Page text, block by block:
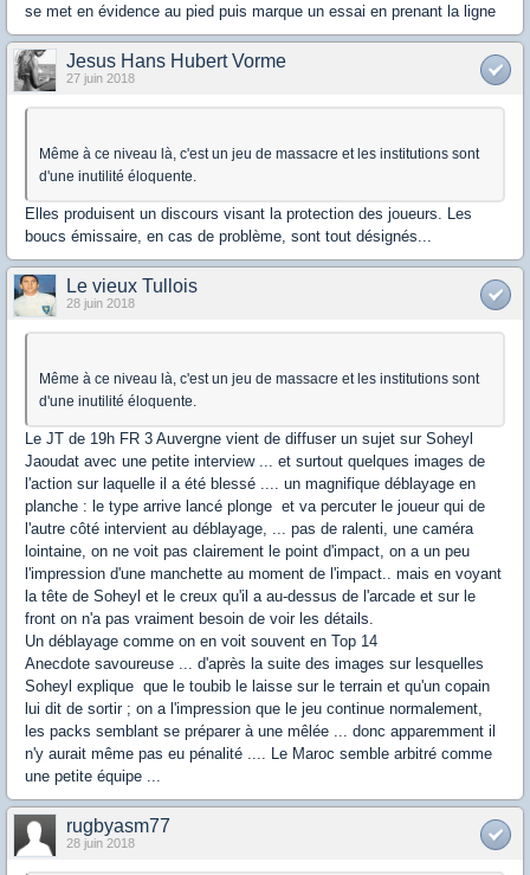
se met en évidence au pied puis marque un essai en prenant la ligne
Jesus Hans Hubert Vorme
27 juin 2018
Même à ce niveau là, c'est un jeu de massacre et les institutions sont
d'une inutilité éloquente.
Elles produisent un discours visant la protection des joueurs. Les
boucs émissaire, en cas de problème, sont tout désignés...
Le vieux Tullois
28 juin 2018
Même à ce niveau là, c'est un jeu de massacre et les institutions sont
d'une inutilité éloquente.
Le JT de 19h FR 3 Auvergne vient de diffuser un sujet sur Soheyl
Jaoudat avec une petite interview ... et surtout quelques images de
l'action sur laquelle il a été blessé .... un magnifique déblayage en
planche : le type arrive lancé plonge et va percuter le joueur qui de
l'autre côté intervient au déblayage, ... pas de ralenti, une caméra
lointaine, on ne voit pas clairement le point d'impact, on a un peu
l'impression d'une manchette au moment de l'impact.. mais en voyant
la tête de Soheyl et le creux qu'il a au-dessus de l'arcade et sur le
front on n'a pas vraiment besoin de voir les détails.
Un déblayage comme on en voit souvent en Top 14
Anecdote savoureuse ... d'après la suite des images sur lesquelles
Soheyl explique que le toubib le laisse sur le terrain et qu'un copain
lui dit de sortir ; on a l'impression que le jeu continue normalement,
les packs semblant se préparer à une mêlée ... donc apparemment il
n'y aurait même pas eu pénalité .... Le Maroc semble arbitré comme
une petite équipe ...
rugbyasm77
28 juin 2018